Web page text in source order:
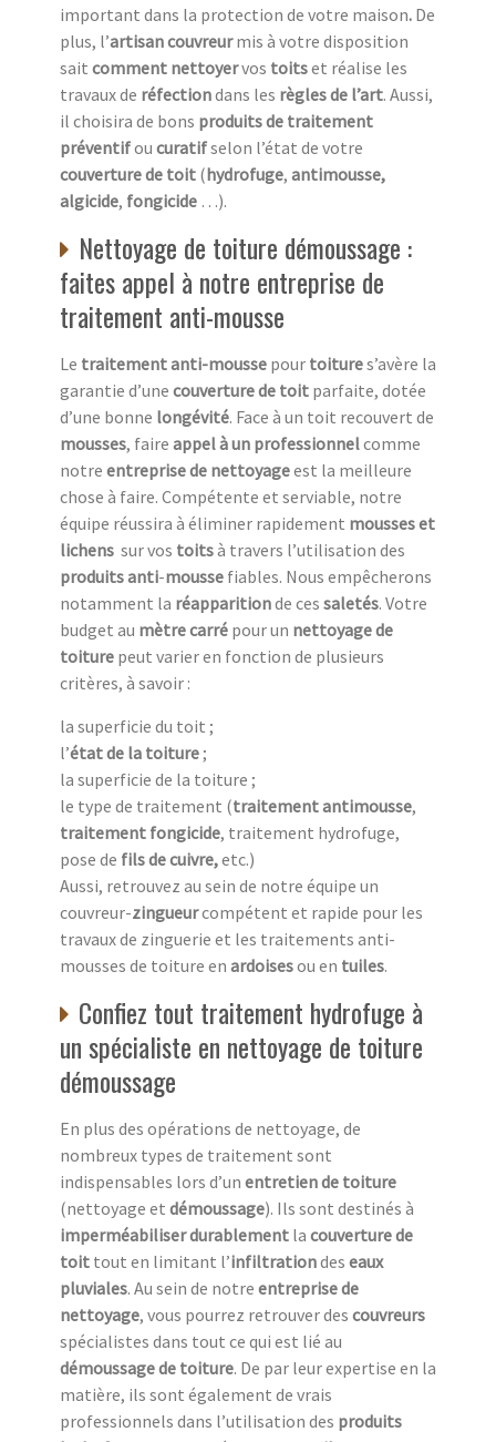
important dans la protection de votre maison. De
plus, l’artisan couvreurmis à votre disposition
sait comment nettoyervos toitset réalise les
travaux de réfectiondans les règles de l’art. Aussi,
il choisira de bons produits de traitement
préventifou curatifselon l’état de votre
couverture de toit (hydrofuge, antimousse,
algicide, fongicide …).
Nettoyage de toiture démoussage :
faites appel à notre entreprise de
traitement anti-mousse
Le traitement anti-mousse pour toitures’avère la
garantie d’une couverture de toit parfaite, dotée
d’une bonne longévité. Face à un toit recouvert de
mousses, faire appel à un professionnelcomme
notre entreprise de nettoyageest la meilleure
chose à faire. Compétente et serviable, notre
équipe réussira à éliminer rapidement mousses et
lichens sur vos toitsà travers l’utilisation des
produits anti-mousse fiables. Nous empêcherons
notamment la réapparitionde ces saletés. Votre
budget au mètre carré pour un nettoyage de
toiture peut varier en fonction de plusieurs
critères, à savoir :
la superficie du toit ;
l’état de la toiture ;
la superficie de la toiture ;
le type de traitement (traitement antimousse,
traitement fongicide, traitement hydrofuge,
pose de fils de cuivre,etc.)
Aussi, retrouvez au sein de notre équipe un
couvreur-zingueurcompétent et rapide pour les
travaux de zinguerie et les traitements anti-
mousses de toiture en ardoisesou en tuiles.
Confiez tout traitement hydrofuge à
un spécialiste en nettoyage de toiture
démoussage
En plus des opérations de nettoyage, de
nombreux types de traitement sont
indispensables lors d’un entretien de toiture
(nettoyage et démoussage). Ils sont destinés à
imperméabiliser durablement la couverture de
toit tout en limitant l’infiltrationdes eaux
pluviales. Au sein de notre entreprise de
nettoyage, vous pourrez retrouver des couvreurs
spécialistes dans tout ce qui est lié au
démoussage de toiture. De par leur expertise en la
matière, ils sont également de vrais
professionnels dans l’utilisation des produits